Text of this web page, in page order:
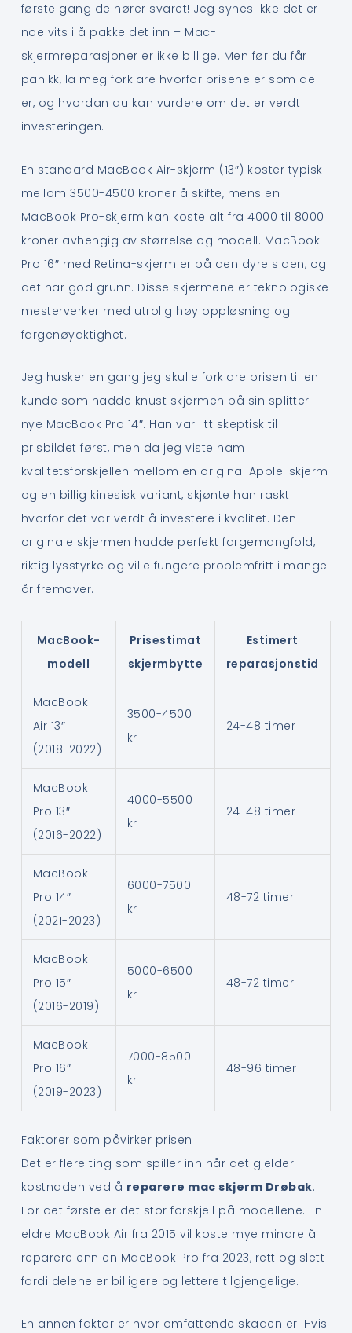
første gang de hører svaret! Jeg synes ikke det er
noe vits i å pakke det inn – Mac-
skjermreparasjoner er ikke billige. Men før du får
panikk, la meg forklare hvorfor prisene er som de
er, og hvordan du kan vurdere om det er verdt
investeringen.
En standard MacBook Air-skjerm (13″) koster typisk
mellom 3500-4500 kroner å skifte, mens en
MacBook Pro-skjerm kan koste alt fra 4000 til 8000
kroner avhengig av størrelse og modell. MacBook
Pro 16″ med Retina-skjerm er på den dyre siden, og
det har god grunn. Disse skjermene er teknologiske
mesterverker med utrolig høy oppløsning og
fargenøyaktighet.
Jeg husker en gang jeg skulle forklare prisen til en
kunde som hadde knust skjermen på sin splitter
nye MacBook Pro 14″. Han var litt skeptisk til
prisbildet først, men da jeg viste ham
kvalitetsforskjellen mellom en original Apple-skjerm
og en billig kinesisk variant, skjønte han raskt
hvorfor det var verdt å investere i kvalitet. Den
originale skjermen hadde perfekt fargemangfold,
riktig lysstyrke og ville fungere problemfritt i mange
år fremover.
MacBook-
modell
Prisestimat
skjermbytte
Estimert
reparasjonstid
MacBook
Air 13″
(2018-2022)
3500-4500
kr
24-48 timer
MacBook
Pro 13″
(2016-2022)
4000-5500
kr
24-48 timer
MacBook
Pro 14″
(2021-2023)
6000-7500
kr
48-72 timer
MacBook
Pro 15″
(2016-2019)
5000-6500
kr
48-72 timer
MacBook
Pro 16″
(2019-2023)
7000-8500
kr
48-96 timer
Faktorer som påvirker prisen
Det er flere ting som spiller inn når det gjelder
kostnaden ved å reparere mac skjerm Drøbak.
For det første er det stor forskjell på modellene. En
eldre MacBook Air fra 2015 vil koste mye mindre å
reparere enn en MacBook Pro fra 2023, rett og slett
fordi delene er billigere og lettere tilgjengelige.
En annen faktor er hvor omfattende skaden er. Hvis